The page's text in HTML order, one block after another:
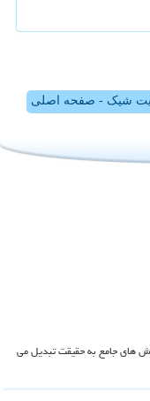
شیک - صفحه اصلی
های جامع به حقیقت تبدیل می